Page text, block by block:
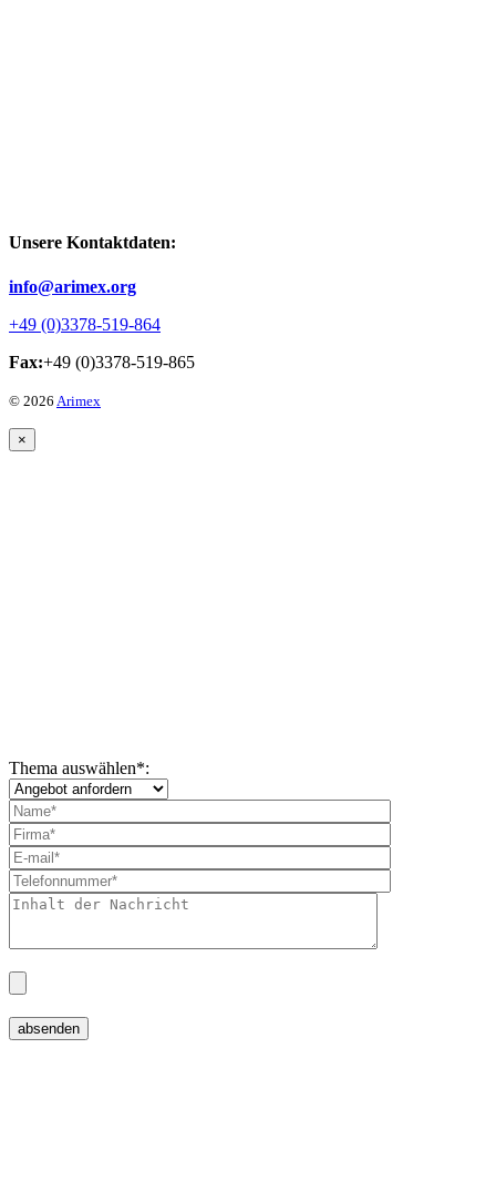
Unsere Kontaktdaten:
info@arimex.org
+49 (0)3378-519-864
Fax:+49 (0)3378-519-865
© 2026 Arimex
×
Thema auswählen*: